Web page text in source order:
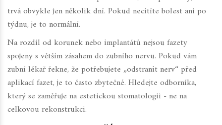
trvá obvykle jen několik dní. Pokud necítíte bolest ani po
týdnu, je to normální.
Na rozdíl od korunek nebo implantátů nejsou fazety
spojeny s větším zásahem do zubního nervu. Pokud vám
zubní lékař řekne, že potřebujete „odstranit nerv“ před
aplikací fazet, je to často zbytečné. Hledejte odborníka,
který se zaměřuje na estetickou stomatologii - ne na
celkovou rekonstrukci.